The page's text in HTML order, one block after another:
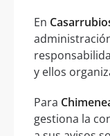
En
y ellos
Para
gestiona la